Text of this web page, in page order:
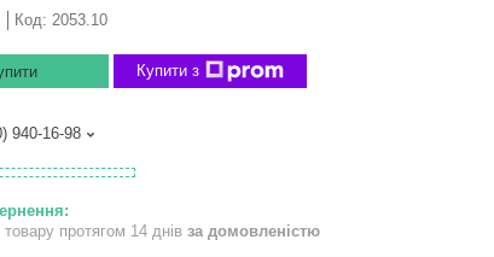
Код: 2053.10
Купити з
940-16-98
протягом 14 днів за домовленістю